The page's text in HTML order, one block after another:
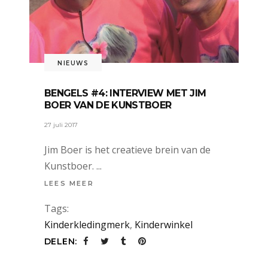
NIEUWS
BENGELS #4: INTERVIEW MET JIM
BOER VAN DE KUNSTBOER
27 juli 2017
Jim Boer is het creatieve brein van de
Kunstboer.
LEES MEER
Tags:
Kinderkledingmerk, Kinderwinkel
DELEN: